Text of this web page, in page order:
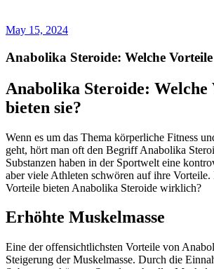
May 15, 2024
Anabolika Steroide: Welche Vorteile
Anabolika Steroide: Welche
bieten sie?
Wenn es um das Thema körperliche Fitness
geht, hört man oft den Begriff Anabolika
Substanzen haben in der Sportwelt eine
aber viele Athleten schwören auf ihre
Vorteile bieten Anabolika Steroide wirklich?
Erhöhte Muskelmasse
Eine der offensichtlichsten Vorteile von
Steigerung der Muskelmasse. Durch die